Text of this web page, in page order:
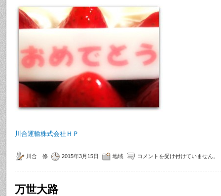
川合運輸株式会社ＨＰ
川合 修 2015年3月15日 地域 コメントを受け付けていません。
万世大路